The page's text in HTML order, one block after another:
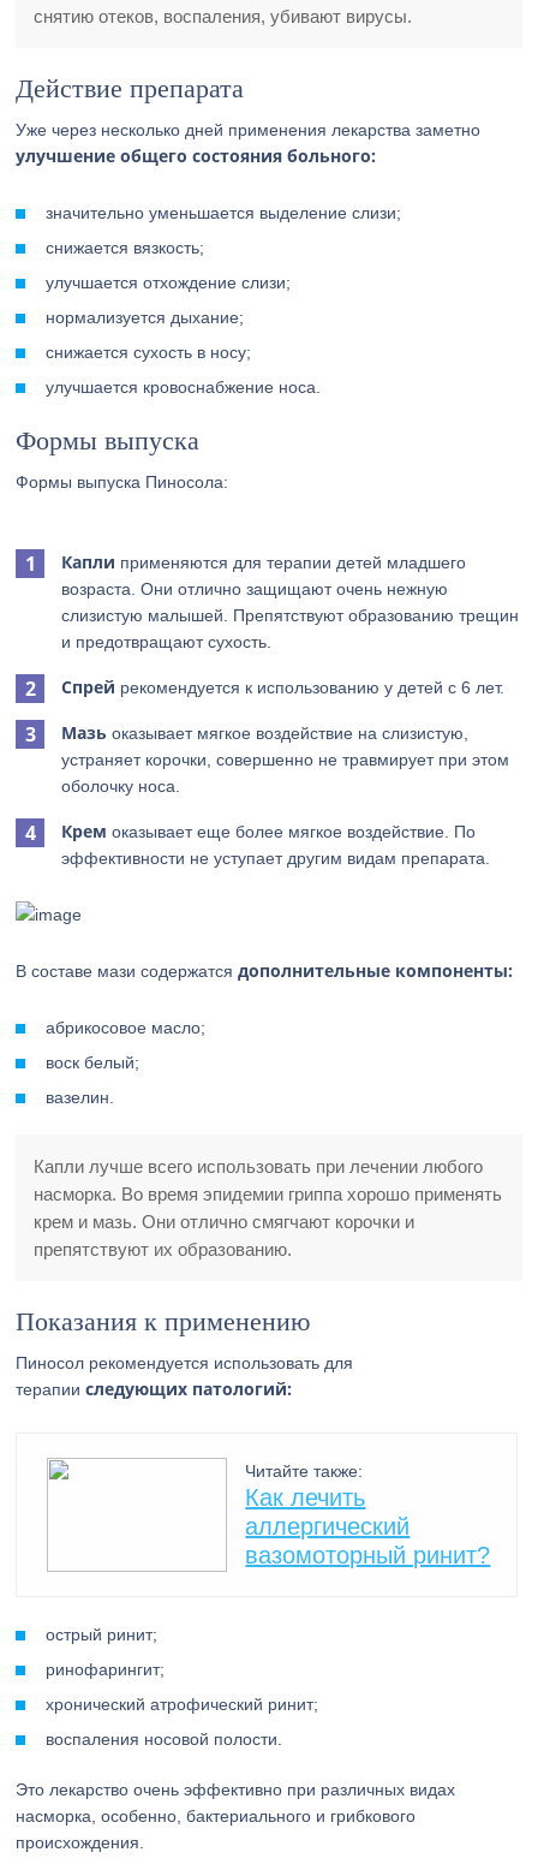
снятию отеков, воспаления, убивают вирусы.
Действие препарата
Уже через несколько дней применения лекарства заметно
улучшение общего состояния больного:
значительно уменьшается выделение слизи;
снижается вязкость;
улучшается отхождение слизи;
нормализуется дыхание;
снижается сухость в носу;
улучшается кровоснабжение носа.
Формы выпуска
Формы выпуска Пиносола:
Капли применяются для терапии детей младшего
возраста. Они отлично защищают очень нежную
слизистую малышей. Препятствуют образованию трещин
и предотвращают сухость.
Спрей рекомендуется к использованию у детей с 6 лет.
Мазь оказывает мягкое воздействие на слизистую,
устраняет корочки, совершенно не травмирует при этом
оболочку носа.
Крем оказывает еще более мягкое воздействие. По
эффективности не уступает другим видам препарата.
В составе мази содержатсядополнительные компоненты:
абрикосовое масло;
воск белый;
вазелин.
Капли лучше всего использовать при лечении любого
насморка. Во время эпидемии гриппа хорошо применять
крем и мазь. Они отлично смягчают корочки и
препятствуют их образованию.
Показания к применению
Пиносол рекомендуется использовать для
терапии следующих патологий:
Читайте также:
Как лечить
аллергический
вазомоторный ринит?
острый ринит;
ринофарингит;
хронический атрофический ринит;
воспаления носовой полости.
Это лекарство очень эффективно при различных видах
насморка, особенно, бактериального и грибкового
происхождения.